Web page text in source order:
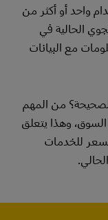
واحد أو أكثر من
الحالية في
مع البيانات
من المهم
وهذا يتعلق
للخدمات